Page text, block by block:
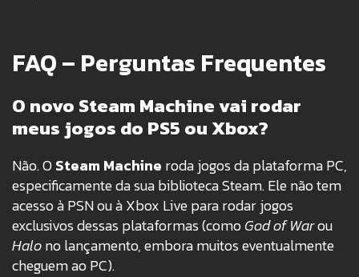
FAQ – Perguntas Frequentes
O novo Steam Machine vai rodar
meus jogos do PS5 ou Xbox?
Não. O Steam Machine roda jogos da plataforma PC,
especificamente da sua biblioteca Steam. Ele não tem
acesso à PSN ou à Xbox Live para rodar jogos
exclusivos dessas plataformas (comoGod of Warou
Halono lançamento, embora muitos eventualmente
cheguem ao PC).